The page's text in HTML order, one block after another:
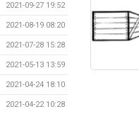
2021-09-27 19:52
2021-08-19 08:20
2021-07-28 15:28
2021-05-13 13:59
2021-04-24 18:10
2021-04-22 10:28